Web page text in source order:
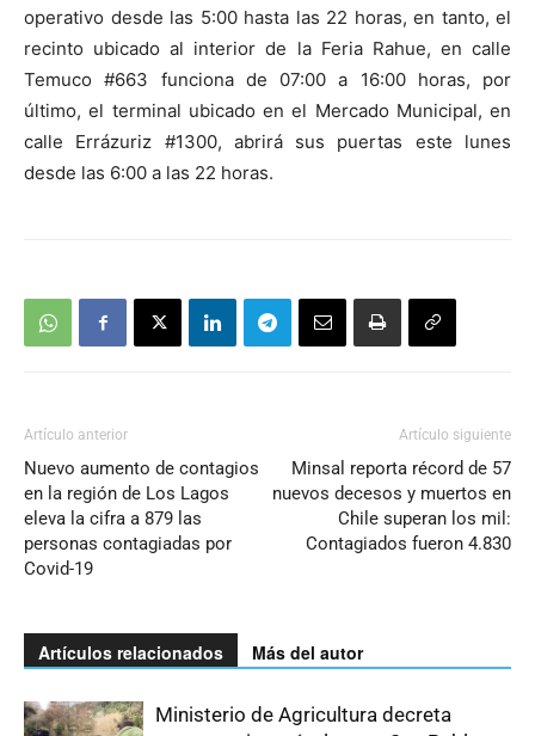
operativo desde las 5:00 hasta las 22 horas, en tanto, el
recinto ubicado al interior de la Feria Rahue, en calle
Temuco #663 funciona de 07:00 a 16:00 horas, por
último, el terminal ubicado en el Mercado Municipal, en
calle Errázuriz #1300, abrirá sus puertas este lunes
desde las 6:00 a las 22 horas.
Artículo anterior
Nuevo aumento de contagios
en la región de Los Lagos
eleva la cifra a 879 las
personas contagiadas por
Covid-19
Artículo siguiente
Minsal reporta récord de 57
nuevos decesos y muertos en
Chile superan los mil:
Contagiados fueron 4.830
Artículos relacionados Más del autor
Ministerio de Agricultura decreta